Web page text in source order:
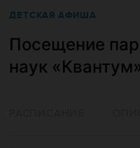
ДЕТСКАЯ АФИША
Посещение
наук